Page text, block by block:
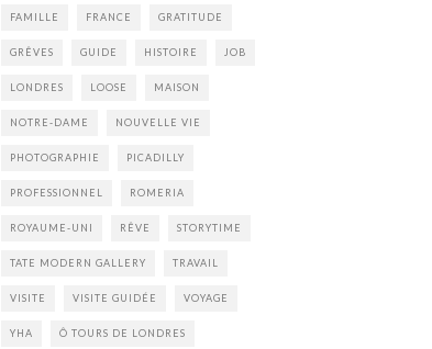
FAMILLE FRANCE GRATITUDE
GRÊVES GUIDE HISTOIRE JOB
LONDRES LOOSE MAISON
NOTRE-DAME NOUVELLE VIE
PHOTOGRAPHIE PICADILLY
PROFESSIONNEL ROMERIA
ROYAUME-UNI RÊVE STORYTIME
TATE MODERN GALLERY TRAVAIL
VISITE VISITE GUIDÉE VOYAGE
YHA Ô TOURS DE LONDRES